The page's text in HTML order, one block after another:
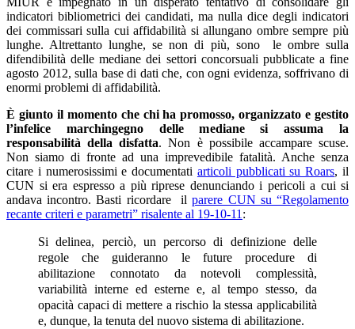
indicatori bibliometrici dei candidati, ma nulla dice degli indicatori
dei commissari sulla cui affidabilità si allungano ombre sempre più
lunghe. Altrettanto lunghe, se non di più, sono le ombre sulla
difendibilità delle mediane dei settori concorsuali pubblicate a fine
agosto 2012, sulla base di dati che, con ogni evidenza, soffrivano di
enormi problemi di affidabilità.
È giunto il momento che chi ha promosso, organizzato e gestito
l’infelice marchingegno delle mediane si assuma la
responsabilità della disfatta. Non è possibile accampare scuse.
Non siamo di fronte ad una imprevedibile fatalità. Anche senza
citare i numerosissimi e documentati articoli pubblicati su Roars, il
CUN si era espresso a più riprese denunciando i pericoli a cui si
andava incontro. Basti ricordare ilparere CUN su “Regolamento
recante criteri e parametri” risalente al 19-10-11 :
Si delinea, perciò, un percorso di definizione delle
regole che guideranno le future procedure di
abilitazione connotato da notevoli complessità,
variabilità interne ed esterne e, al tempo stesso, da
opacità capaci di mettere a rischio la stessa applicabilità
e, dunque, la tenuta del nuovo sistema di abilitazione.